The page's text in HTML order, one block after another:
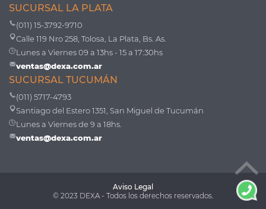
SUCURSAL LA PLATA
(011) 15-3792-9710
Calle 119 Nro 258, Tolosa, La Plata, Bs. As.
Lunes a Viernes 09 a 13hs - 15 a 17:30hs
ventas@dexa.com.ar
SUCURSAL TUCUMÁN
(011) 5717-4793
Santiago del Estero 1351, San Miguel de Tucumán
Lunes a Viernes de 9 a 18hs.
ventas@dexa.com.ar
Aviso Legal
© 2023 DEXA - Todos los derechos reservados.